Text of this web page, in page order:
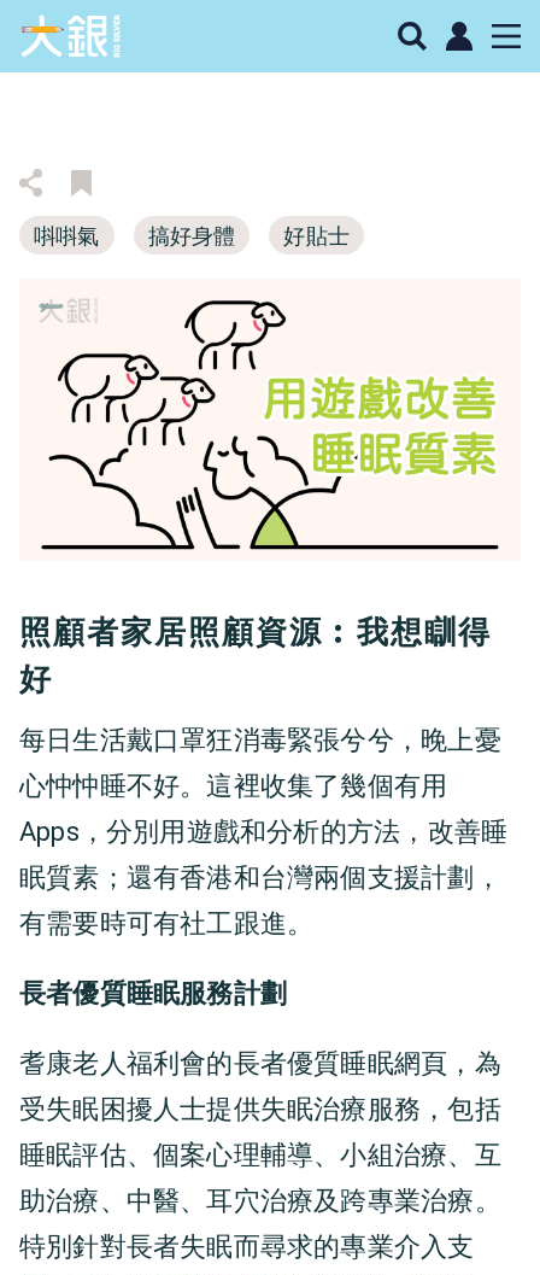
唞唞氣 搞好身體 好貼士
照顧者家居照顧資源︰我想瞓得
好
每日生活戴口罩狂消毒緊張兮兮，晚上憂
心忡忡睡不好。這裡收集了幾個有用
Apps，分別用遊戲和分析的方法，改善睡
眠質素；還有香港和台灣兩個支援計劃，
有需要時可有社工跟進。
長者優質睡眠服務計劃
耆康老人福利會的長者優質睡眠網頁，為
受失眠困擾人士提供失眠治療服務，包括
睡眠評估、個案心理輔導、小組治療、互
助治療、中醫、耳穴治療及跨專業治療。
特別針對長者失眠而尋求的專業介入支